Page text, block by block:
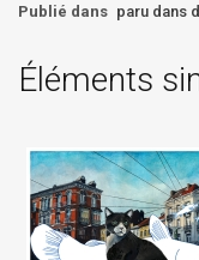
Publié dans paru dans
Éléments